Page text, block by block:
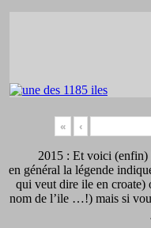
« ‹
2015 : Et voici (enfin)
en général la légende
qui veut dire ile en croate)
nom de l’ile …!) mais si